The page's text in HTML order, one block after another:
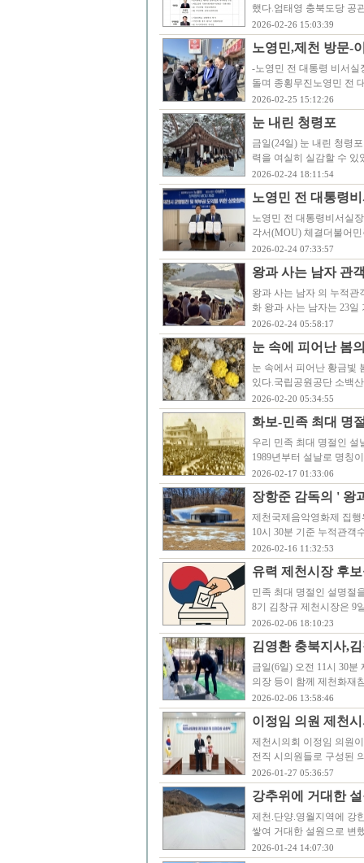
했다.엄태영 충북도당 공
2026-02-26 15:03:39
노영민,제천 방문-
-노영민 전 대통령 비서실
돌며 종횡무진노영민 전
2026-02-25 15:12:26
눈 내린 청령포
금일(24일) 눈 내린 청령
력을 여실히 실감할 수
2026-02-24 18:11:54
노영민 전 대통령
노영민 전 대통령비서실
각서(MOU) 체결더불어
2026-02-24 07:33:57
왕과 사는 남자 관
왕과 사는 남자 의 누적관
화 왕과 사는 남자는 23
2026-02-24 05:58:17
눈 속에 피어난 봄
눈 속에서 피어난 황금빛
있다.국립공원공단 소백
2026-02-20 05:34:55
화보-민족 최대 명
우리 민족 최대 명절인 설
1989년부터 설날로 명칭
2026-02-17 01:33:06
장항준 감독의 ' 왕
제천국제음악영화제 집
10시 30분 기준 누적관객
2026-02-16 11:32:53
유력 제천시장 후
민족 최대 명절인 설명절
8기 김창규 제천시장은 9
2026-02-06 18:10:23
김영환 충북지사,
금일(6일) 오전 11시 30
의장 등이 함께 제천화재
2026-02-06 13:58:46
이정임 의원 제천
제천시의회 이정임 의원
전직 시의원들로 구성된
2026-01-27 05:36:57
강추위에 거대한
제천.단양.영월지역에 강
쌓여 거대한 설원으로 변
2026-01-24 14:07:30